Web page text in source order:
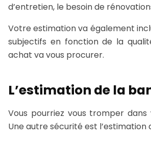
d’entretien, le besoin de
Votre estimation va également
subjectifs en fonction de la
achat va vous procurer.
L’estimation de la
Vous pourriez vous tromper
Une autre sécurité est l’estimation